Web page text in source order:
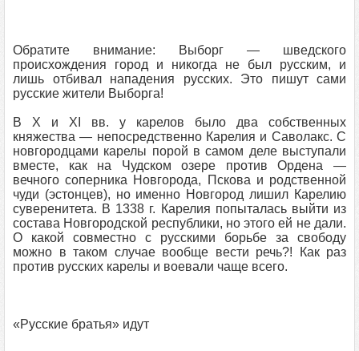
Обратите внимание: Выборг — шведского
происхождения город и никогда не был русским, и
лишь отбивал нападения русских. Это пишут сами
русские жители Выборга!
В X и XI вв. у карелов было два собственных
княжества — непосредственно Карелия и Саволакс. С
новгородцами карелы порой в самом деле выступали
вместе, как на Чудском озере против Ордена —
вечного соперника Новгорода, Пскова и родственной
чуди (эстонцев), но именно Новгород лишил Карелию
суверенитета. В 1338 г. Карелия попыталась выйти из
состава Новгородской республики, но этого ей не дали.
О какой совместно с русскими борьбе за свободу
можно в таком случае вообще вести речь?! Как раз
против русских карелы и воевали чаще всего.
«Русские братья» идут